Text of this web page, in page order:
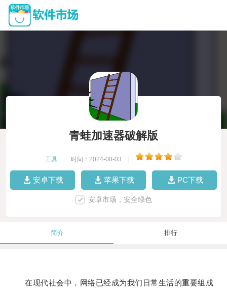
青蛙加速器破解版
工具 时间：2024-08-03
安卓下载 苹果下载 PC下载
安卓市场，安全绿色
简介 排行
在现代社会中，网络已经成为我们日常生活的重要组成